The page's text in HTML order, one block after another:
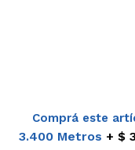
Comprá este
3.400 Metros $